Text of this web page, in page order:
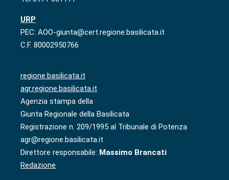
URP
PEC: AOO-giunta@cert.regione.basilicata.it
C.F. 80002950766
regione.basilicata.it
agr.regione.basilicata.it
Agenzia stampa della
Giunta Regionale della Basilicata
Registrazione n. 209/1995 al Tribunale di Potenza
agr@regione.basilicata.it
Direttore responsabile: Massimo Brancati
Redazione